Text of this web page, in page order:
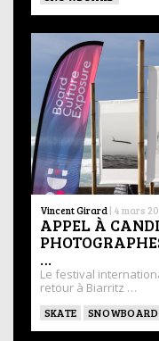
Vincent Girard | 4 mars
APPEL À
…
Le festival
retour à Biarritz …
SKATE SNOWBOARD